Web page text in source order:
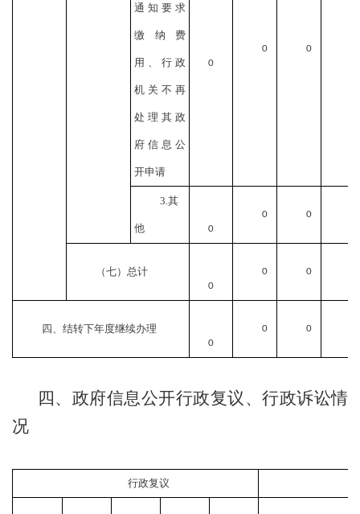
通知要求
缴纳费
用、行政
机关不再
处理其政
府信息公
开申请
0
0 0
3.其
他 0
0 0
（七）总计
0
0 0
四、结转下年度继续办理
0
0 0
四、政府信息公开行政复议、行政诉讼情
况
行政复议